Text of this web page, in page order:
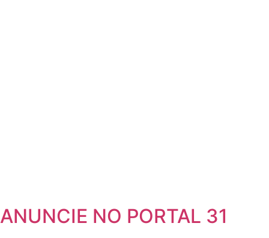
ANUNCIE NO PORTAL 31